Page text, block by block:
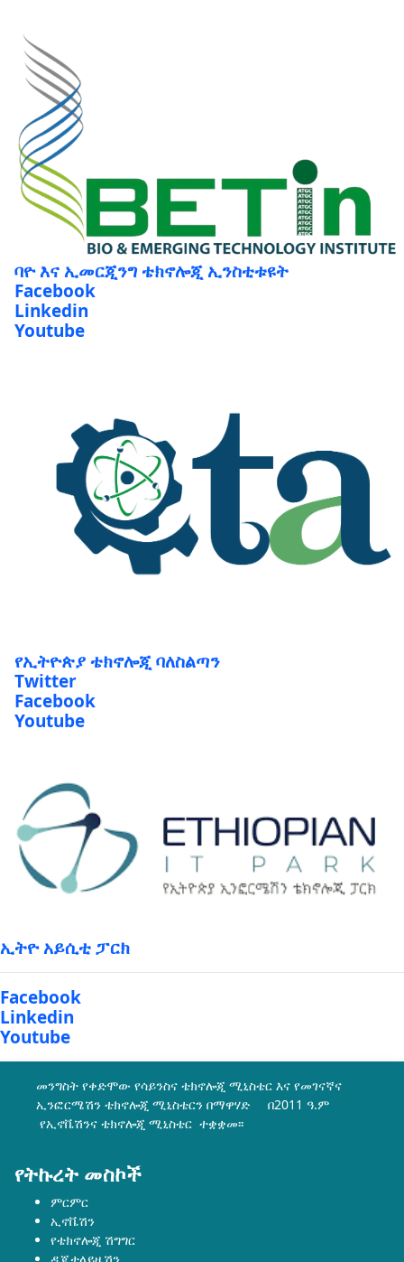
ባዮ እና ኢመርጂንግ ቴክኖሎጂ ኢንስቲቱዩት
Facebook
Linkedin
Youtube
የኢትዮጵያ ቴክኖሎጂ ባለስልጣን
Twitter
Facebook
Youtube
ኢትዮ አይሲቲ ፓርክ
Facebook
Linkedin
Youtube
መንግስት የቀድሞው የሳይንስና ቴክኖሎጂ ሚኒስቴር እና የመገናኛና
ኢንፎርሜሽን ቴክኖሎጂ ሚኒስቴርን በማዋሃድ በ2011 ዓ.ም
የኢኖቬሽንና ቴክኖሎጂ ሚኒስቴር ተቋቋመ፡፡
የትኩረት መስኮች
ምርምር
ኢኖቬሽን
የቴክኖሎጂ ሽግግር